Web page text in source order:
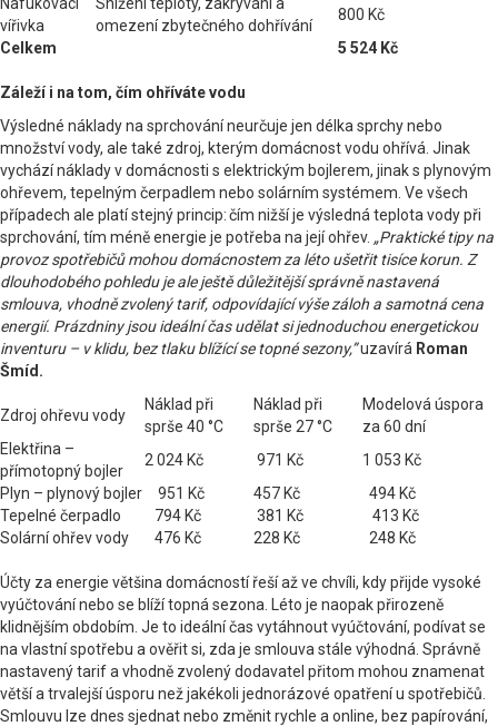
vířivka
omezení zbytečného dohřívání
800 Kč
Celkem
5 524 Kč
Záleží i na tom, čím ohříváte vodu
Výsledné náklady na sprchování neurčuje jen délka sprchy nebo
množství vody, ale také zdroj, kterým domácnost vodu ohřívá. Jinak
vychází náklady v domácnosti s elektrickým bojlerem, jinak s plynovým
ohřevem, tepelným čerpadlem nebo solárním systémem. Ve všech
případech ale platí stejný princip: čím nižší je výsledná teplota vody při
sprchování, tím méně energie je potřeba na její ohřev. „Praktické tipy na
provoz spotřebičů mohou domácnostem za léto ušetřit tisíce korun. Z
dlouhodobého pohledu je ale ještě důležitější správně nastavená
smlouva, vhodně zvolený tarif, odpovídající výše záloh a samotná cena
energií. Prázdniny jsou ideální čas udělat si jednoduchou energetickou
inventuru – v klidu, bez tlaku blížící se topné sezony,”uzavírá Roman
Šmíd.
Zdroj ohřevu vody
Náklad při
sprše 40 °C
Náklad při
sprše 27 °C
Modelová úspora
za 60 dní
Elektřina –
přímotopný bojler
2 024 Kč 971 Kč
1 053 Kč
Plyn – plynový bojler
951 Kč 457 Kč
494 Kč
Tepelné čerpadlo
794 Kč 381 Kč
413 Kč
Solární ohřev vody
476 Kč 228 Kč 248 Kč
Účty za energie většina domácností řeší až ve chvíli, kdy přijde vysoké
vyúčtování nebo se blíží topná sezona. Léto je naopak přirozeně
klidnějším obdobím. Je to ideální čas vytáhnout vyúčtování, podívat se
na vlastní spotřebu a ověřit si, zda je smlouva stále výhodná. Správně
nastavený tarif a vhodně zvolený dodavatel přitom mohou znamenat
větší a trvalejší úsporu než jakékoli jednorázové opatření u spotřebičů.
Smlouvu lze dnes sjednat nebo změnit rychle a online, bez papírování,